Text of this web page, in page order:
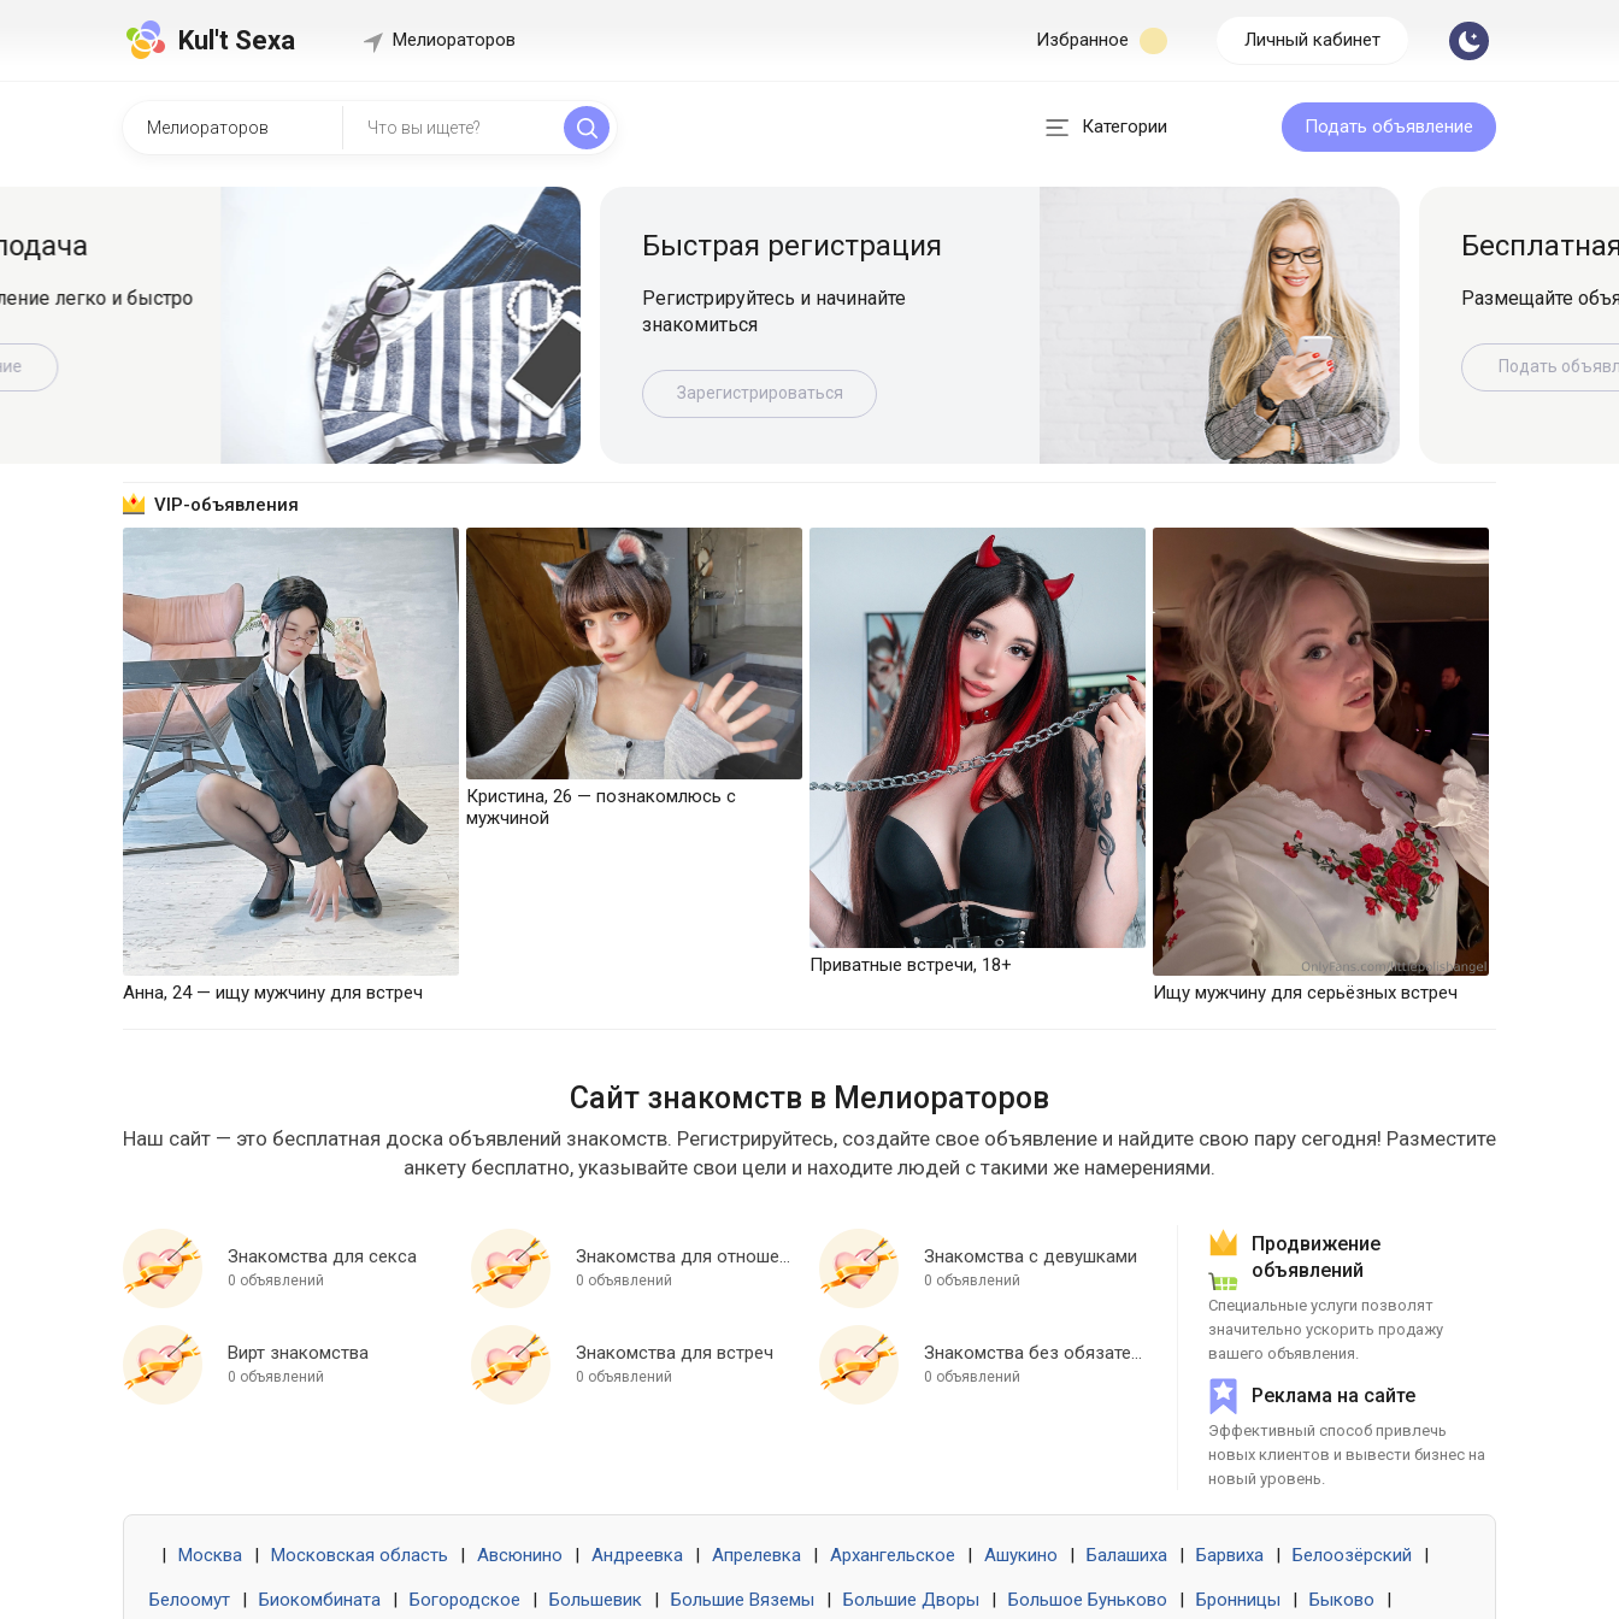
Kul't Sexa Мелиораторов Избранное Личный кабинет
Категории Подать объявление
Быстрая регистрация
Регистрируйтесь и начинайте
знакомиться
Зарегистрироваться
Бесплатная подача
Размещайте объявление легко и
Подать объявление
VIP-объявления
Анна, 24 — ищу мужчину для встреч
Кристина, 26 — познакомлюсь с
мужчиной
Приватные встречи, 18+
Ищу мужчину для серьёзных встреч
Сайт знакомств в Мелиораторов
Наш сайт — это бесплатная доска объявлений знакомств. Регистрируйтесь, создайте свое объявление и найдите свою пару сегодня! Разместите
анкету бесплатно, указывайте свои цели и находите людей с такими же намерениями.
Знакомства для секса
0 объявлений
Знакомства для отношений
0 объявлений
Знакомства с девушками
0 объявлений
Вирт знакомства
0 объявлений
Знакомства для встреч
0 объявлений
Знакомства без обязательств
0 объявлений
Продвижение
объявлений
Специальные услуги позволят
значительно ускорить продажу
вашего объявления.
Реклама на сайте
Эффективный способ привлечь
новых клиентов и вывести бизнес на
новый уровень.
Москва Московская область Авсюнино Андреевка Апрелевка Архангельское Ашукино Балашиха Барвиха Белоозёрский
Белоомут Биокомбината Богородское Большевик Большие Вяземы Большие Дворы Большое Буньково Бронницы Быково